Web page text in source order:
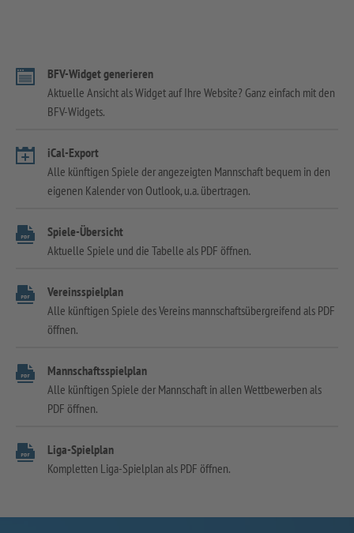
BFV-Widget generieren
Aktuelle Ansicht als Widget auf Ihre Website? Ganz einfach mit den
BFV-Widgets.
iCal-Export
Alle künftigen Spiele der angezeigten Mannschaft bequem in den
eigenen Kalender von Outlook, u.a. übertragen.
Spiele-Übersicht
Aktuelle Spiele und die Tabelle als PDF öffnen.
Vereinsspielplan
Alle künftigen Spiele des Vereins mannschaftsübergreifend als PDF
öffnen.
Mannschaftsspielplan
Alle künftigen Spiele der Mannschaft in allen Wettbewerben als
PDF öffnen.
Liga-Spielplan
Kompletten Liga-Spielplan als PDF öffnen.